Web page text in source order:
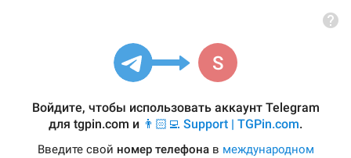
Войдите, чтобы использовать аккаунт Telegram
для tgpin.com и 👨🏻‍💻 Support | TGPin.com.
Введите свой номер телефонав международном